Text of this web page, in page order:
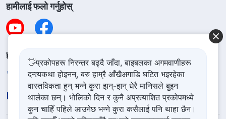
हामीलाई फलो गर्नुहोस्
हामीलाई सम्पर्क गर्नुहोस
+977-981-140-9021
contact.ne@godfootsteps.org
👋प्रकोपहरू निरन्तर बढ्दै जाँदा, बाइबलका अगमवाणीहरू
दन्त्यकथा होइनन्, बरु हाम्रै आँखैअगाडि घटित भइरहेका
वास्तविकता हुन् भन्ने कुरा झन्-झन् धेरै मानिसले बुझ्न
थालेका छन्। भोलिको दिन र कुनै अप्रत्याशित प्रकोपमध्ये
कुन चाहिँ पहिले आउनेछ भन्ने कुरा कसैलाई पनि थाहा छैन।